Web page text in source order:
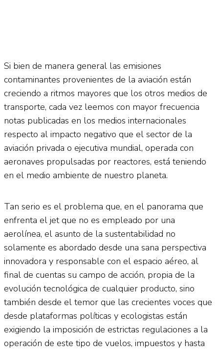
Si bien de manera general las emisiones
contaminantes provenientes de la aviación están
creciendo a ritmos mayores que los otros medios de
transporte, cada vez leemos con mayor frecuencia
notas publicadas en los medios internacionales
respecto al impacto negativo que el sector de la
aviación privada o ejecutiva mundial, operada con
aeronaves propulsadas por reactores, está teniendo
en el medio ambiente de nuestro planeta.
Tan serio es el problema que, en el panorama que
enfrenta el jet que no es empleado por una
aerolínea, el asunto de la sustentabilidad no
solamente es abordado desde una sana perspectiva
innovadora y responsable con el espacio aéreo, al
final de cuentas su campo de acción, propia de la
evolución tecnológica de cualquier producto, sino
también desde el temor que las crecientes voces que
desde plataformas políticas y ecologistas están
exigiendo la imposición de estrictas regulaciones a la
operación de este tipo de vuelos, impuestos y hasta